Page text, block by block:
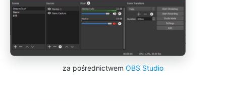
za pośrednictwem OBS Studio